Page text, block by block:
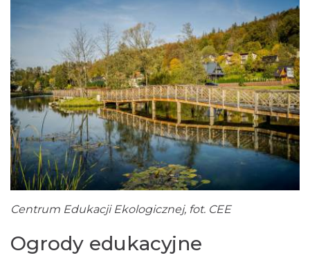
Centrum Edukacji Ekologicznej, fot. CEE
Ogrody edukacyjne